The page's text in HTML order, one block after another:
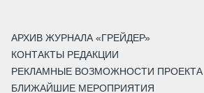
АРХИВ ЖУРНАЛА «ГРЕЙДЕР»
КОНТАКТЫ РЕДАКЦИИ
РЕКЛАМНЫЕ ВОЗМОЖНОСТИ ПРОЕКТА
БЛИЖАЙШИЕ МЕРОПРИЯТИЯ